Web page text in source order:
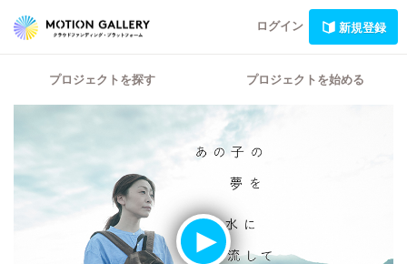
ログイン 新規登録
プロジェクトを探す プロジェクトを始める